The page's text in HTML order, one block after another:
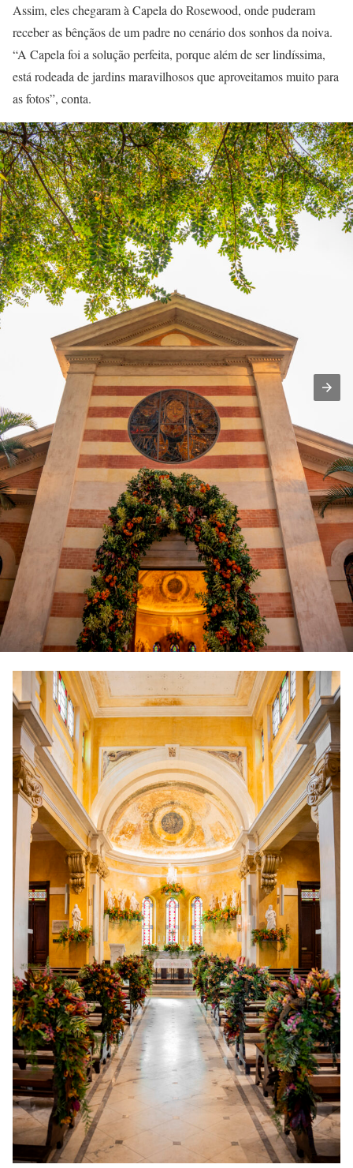
Assim, eles chegaram à Capela do Rosewood, onde puderam
receber as bênçãos de um padre no cenário dos sonhos da noiva.
“A Capela foi a solução perfeita, porque além de ser lindíssima,
está rodeada de jardins maravilhosos que aproveitamos muito para
as fotos”, conta.